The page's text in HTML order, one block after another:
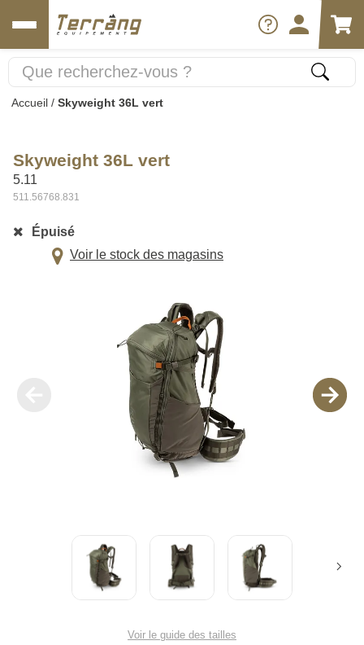
Accueil / Skyweight 36L vert
Skyweight 36L vert
5.11
511.56768.831
Épuisé
Voir le stock des magasins
Voir le guide des tailles